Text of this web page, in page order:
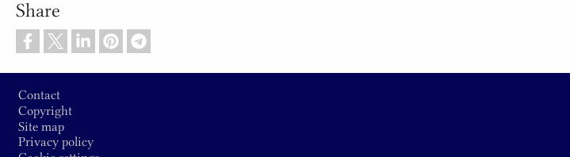
Share
Footer
Contact
Copyright
Site map
Privacy policy